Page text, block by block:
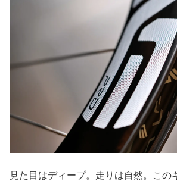
見た目はディープ。走りは自然。この